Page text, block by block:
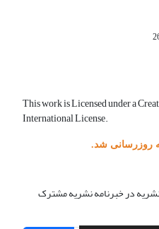
This work is Licensed under a
International License.
نشریه در خبرنامه نشریه مشترک